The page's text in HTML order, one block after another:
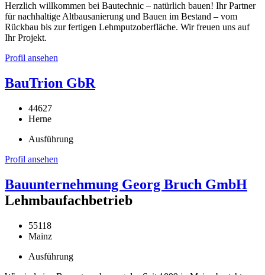
Herzlich willkommen bei Bautechnic – natürlich bauen! Ihr Partner
für nachhaltige Altbausanierung und Bauen im Bestand – vom
Rückbau bis zur fertigen Lehmputzoberfläche. Wir freuen uns auf
Ihr Projekt.
Profil ansehen
BauTrion GbR
44627
Herne
Ausführung
Profil ansehen
Bauunternehmung Georg Bruch GmbH
Lehmbaufachbetrieb
55118
Mainz
Ausführung